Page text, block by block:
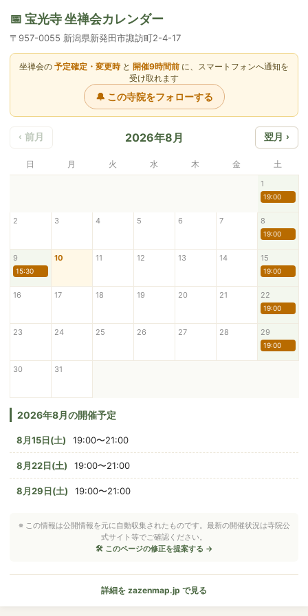
📅 宝光寺 坐禅会カレンダー
〒957-0055 新潟県新発田市諏訪町2-4-17
坐禅会の 予定確定・変更時と 開催9時間前 に、スマートフォンへ通知を
受け取れます
🔔 この寺院をフォローする
‹ 前月 2026年8月 翌月 ›
日 月 火 水 木 金 土
1
19:00
2 3 4 5 6 7 8
19:00
9
15:30
10 11 12 13 14 15
19:00
16 17 18 19 20 21 22
19:00
23 24 25 26 27 28 29
19:00
30 31
2026年8月の開催予定
8月15日(土) 19:00〜21:00
8月22日(土) 19:00〜21:00
8月29日(土) 19:00〜21:00
※ この情報は公開情報を元に自動収集されたものです。最新の開催状況は寺院公
式サイト等でご確認ください。
🛠 このページの修正を提案する →
詳細を zazenmap.jp で見る